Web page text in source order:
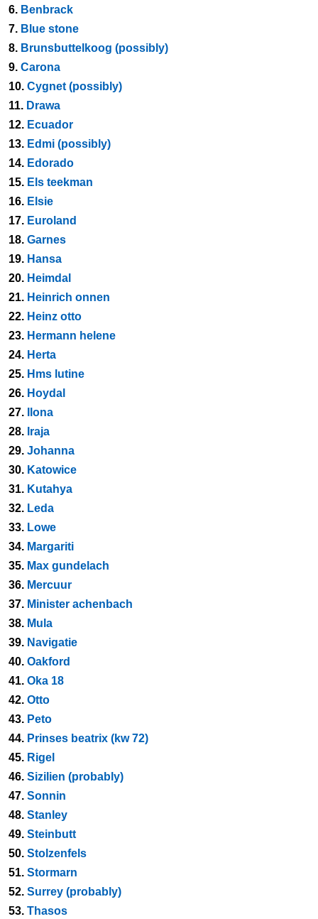
6. Benbrack
7. Blue stone
8. Brunsbuttelkoog (possibly)
9. Carona
10. Cygnet (possibly)
11. Drawa
12. Ecuador
13. Edmi (possibly)
14. Edorado
15. Els teekman
16. Elsie
17. Euroland
18. Garnes
19. Hansa
20. Heimdal
21. Heinrich onnen
22. Heinz otto
23. Hermann helene
24. Herta
25. Hms lutine
26. Hoydal
27.
Ilona
28. Iraja
29. Johanna
30. Katowice
31. Kutahya
32. Leda
33. Lowe
34. Margariti
35. Max gundelach
36. Mercuur
37. Minister achenbach
38. Mula
39. Navigatie
40. Oakford
41. Oka 18
42. Otto
43. Peto
44. Prinses beatrix (kw 72)
45. Rigel
46. Sizilien (probably)
47. Sonnin
48. Stanley
49. Steinbutt
50. Stolzenfels
51. Stormarn
52. Surrey (probably)
53. Thasos